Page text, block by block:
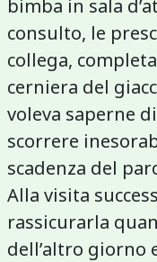
bimba in sala
consulto, le
collega,
cerniera del
voleva saperne
scorrere
scadenza del
Alla visita
rassicurarla
dell’altro giorno